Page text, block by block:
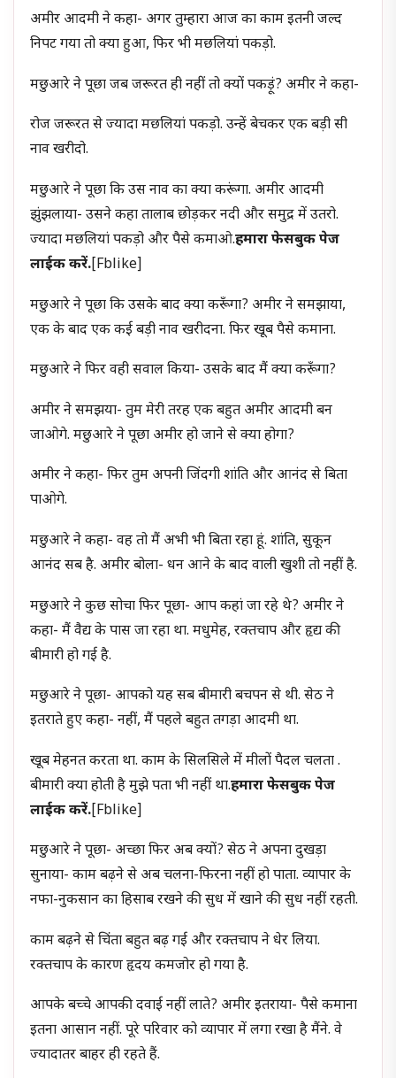
अमीर आदमी ने कहा- अगर तुम्हारा आज का काम इतनी जल्द
निपट गया तो क्या हुआ, फिर भी मछलियां पकड़ो.
मछुआरे ने पूछा जब जरूरत ही नहीं तो क्यों पकड़ूं? अमीर ने कहा-
रोज जरूरत से ज्यादा मछलियां पकड़ो. उन्हें बेचकर एक बड़ी सी
नाव खरीदो.
मछुआरे ने पूछा कि उस नाव का क्या करूंगा. अमीर आदमी
झुंझलाया- उसने कहा तालाब छोड़कर नदी और समुद्र में उतरो.
ज्यादा मछलियां पकड़ो और पैसे कमाओ.हमारा फेसबुक पेज
लाईक करें. [fblike]
मछुआरे ने पूछा कि उसके बाद क्या करूँगा? अमीर ने समझाया,
एक के बाद एक कई बड़ी नाव खरीदना. फिर खूब पैसे कमाना.
मछुआरे ने फिर वही सवाल किया- उसके बाद मैं क्या करूँगा?
अमीर ने समझया- तुम मेरी तरह एक बहुत अमीर आदमी बन
जाओगे. मछुआरे ने पूछा अमीर हो जाने से क्या होगा?
अमीर ने कहा- फिर तुम अपनी जिंदगी शांति और आनंद से बिता
पाओगे.
मछुआरे ने कहा- वह तो मैं अभी भी बिता रहा हूं. शांति, सुकून
आनंद सब है. अमीर बोला- धन आने के बाद वाली खुशी तो नहीं है.
मछुआरे ने कुछ सोचा फिर पूछा- आप कहां जा रहे थे? अमीर ने
कहा- मैं वैद्य के पास जा रहा था. मधुमेह, रक्तचाप और हृद्य की
बीमारी हो गई है.
मछुआरे ने पूछा- आपको यह सब बीमारी बचपन से थी. सेठ ने
इतराते हुए कहा- नहीं, मैं पहले बहुत तगड़ा आदमी था.
खूब मेहनत करता था. काम के सिलसिले में मीलों पैदल चलता .
बीमारी क्या होती है मुझे पता भी नहीं था.हमारा फेसबुक पेज
लाईक करें.[fblike]
मछुआरे ने पूछा- अच्छा फिर अब क्यों? सेठ ने अपना दुखड़ा
सुनाया- काम बढ़ने से अब चलना-फिरना नहीं हो पाता. व्यापार के
नफा-नुकसान का हिसाब रखने की सुध में खाने की सुध नहीं रहती.
काम बढ़ने से चिंता बहुत बढ़ गई और रक्तचाप ने धेर लिया.
रक्तचाप के कारण हृदय कमजोर हो गया है.
आपके बच्चे आपकी दवाई नहीं लाते? अमीर इतराया- पैसे कमाना
इतना आसान नहीं. पूरे परिवार को व्यापार में लगा रखा है मैंने. वे
ज्यादातर बाहर ही रहते हैं.